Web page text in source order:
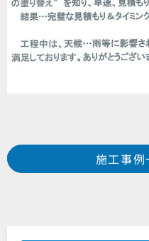
Prev
浜松市 浜北区 新原町 S様邸
施工事例